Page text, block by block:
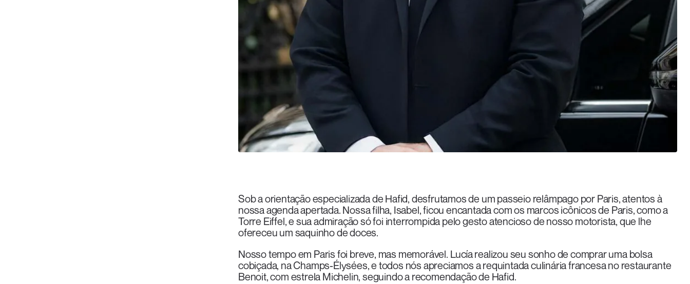
Sob a orientação especializada de Hafid, desfrutamos de um passeio relâmpago por Paris, atentos à
nossa agenda apertada. Nossa filha, Isabel, ficou encantada com os marcos icônicos de Paris, como a
Torre Eiffel, e sua admiração só foi interrompida pelo gesto atencioso de nosso motorista, que lhe
ofereceu um saquinho de doces.
Nosso tempo em Paris foi breve, mas memorável. Lucía realizou seu sonho de comprar uma bolsa
cobiçada, na Champs-Élysées, e todos nós apreciamos a requintada culinária francesa no restaurante
Benoit, com estrela Michelin, seguindo a recomendação de Hafid.